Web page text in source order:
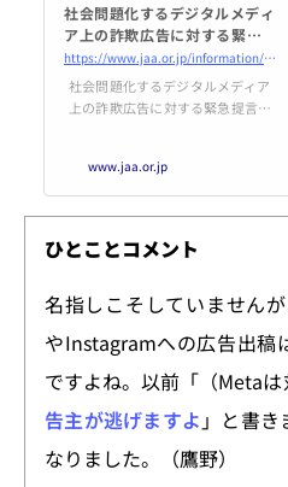
社会問題化するデジタルメディ
ア上の詐欺広告に対する緊急提
言｜お知らせ｜公益社団法人 日
本アドバタイザーズ協会
https://www.jaa.or.jp/information/20240517-912/
社会問題化するデジタルメディア
上の詐欺広告に対する緊急提言に
活動の健全な発展への貢献を目的
として、広告主のみを会員とする
日本で唯一の公益社団法人です。
www.jaa.or.jp
ひとことコメント
名指しこそしていません
やInstagramへの広告出稿
ですよね。以前「（Metaは
告主が逃げますよ 」と書
なりました。（鷹野）